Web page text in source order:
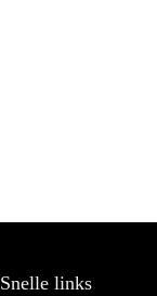
Snelle links